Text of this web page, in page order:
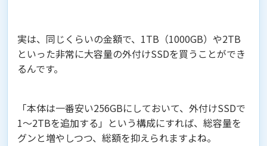
実は、同じくらいの金額で、1TB（1000GB）や2TB
といった非常に大容量の外付けSSDを買うことができ
るんです。
「本体は一番安い256GBにしておいて、外付けSSDで
1〜2TBを追加する」という構成にすれば、総容量を
グンと増やしつつ、総額を抑えられますよね。